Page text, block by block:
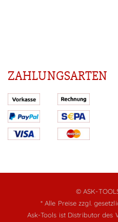
ZAHLUNGSARTEN
© ASK-
* Alle Preise zzgl.
Ask-Tools ist Distributor des